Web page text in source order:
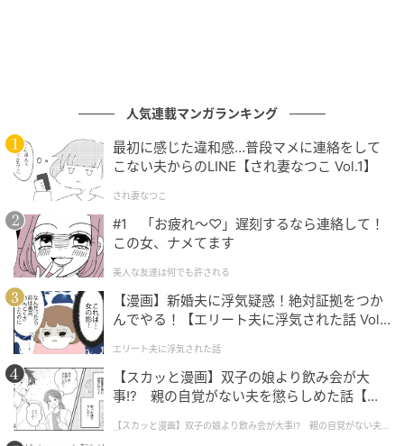
しばらくして責任者の方が来たので、商品が入ってい
ることには本当に気付いていなかったこと、娘が買い
物中に手に取ってしまったのだと思うとあらためて説
明しました。
「本当に申し訳ありません。すぐに支払います」
何度もそう伝えた末、最終的には、商品の代金をその
場で支払うことで、それ以上の対応にはなりませんで
した。
ようやく店を出られた時には、全身から力が抜けるよ
うで、夕食の材料が入った買い物袋を持っているの
に、その日の献立を考える余裕も残っていなかったぐ
人気連載マンガランキング
最初に感じた違和感…普段マメに連絡をして
こない夫からのLINE【され妻なつこ Vol.1】
され妻なつこ
#1 「お疲れ〜♡」遅刻するなら連絡して！
この女、ナメてます
美人な友達は何でも許される
【漫画】新婚夫に浮気疑惑！絶対証拠をつか
んでやる！【エリート夫に浮気された話 Vol.
エリート夫に浮気された話
【スカッと漫画】双子の娘より飲み会が大
事!? 親の自覚がない夫を懲らしめた話【第1
【スカッと漫画】双子の娘より飲み会が大事!? 親の自覚がない夫を
懲らしめた話